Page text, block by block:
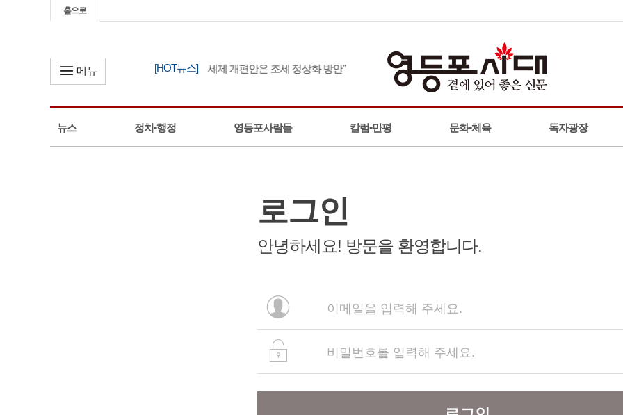
홈으로
[HOT뉴스]
한병도, “정부 세제 개편안은 조세 정상화 방안”
메뉴
뉴스 정치•행정 영등포사람들 칼럼•만평 문화•체육 독자광장
로그인
안녕하세요! 방문을 환영합니다.